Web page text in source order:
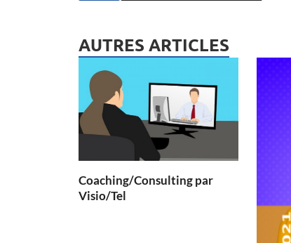
AUTRES ARTICLES
Coaching/Consulting par
Visio/Tel